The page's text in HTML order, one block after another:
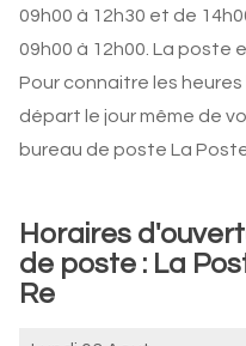
09h00 à 12h30 et de
09h00 à 12h00. La poste
Pour connaitre les
départ le jour même de
bureau de poste La
Horaires
de poste : La
Re